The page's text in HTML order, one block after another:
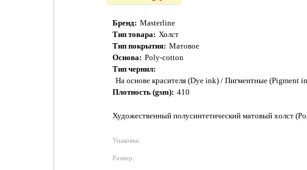
Бренд: Masterline
Тип товара: Холст
Тип покрытия: Матовое
Основа: Poly-cotton
Тип чернил:
На основе красителя (Dye ink) / Пигментные (Pigment
Плотность (gsm): 410
Художественный полусинтетический матовый холст
Упаковка:
Размер: